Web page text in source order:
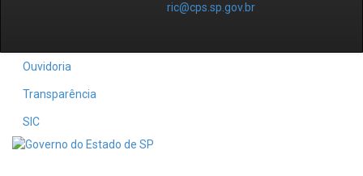
ric@cps.sp.gov.br
Ouvidoria
Transparência
SIC